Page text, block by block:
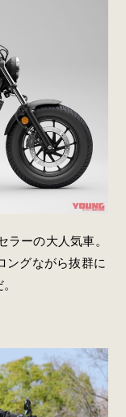
ラーの大人気車。
ングながら抜群に